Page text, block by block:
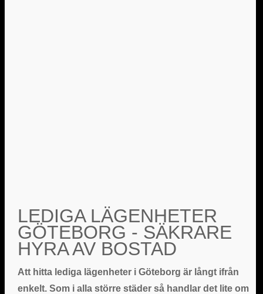
LEDIGA LÄGENHETER
GÖTEBORG - SÄKRARE
HYRA AV BOSTAD
Att hitta lediga lägenheter i Göteborg är långt ifrån
enkelt. Som i alla större städer så handlar det lite om